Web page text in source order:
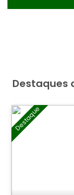
Destaques
Destaque